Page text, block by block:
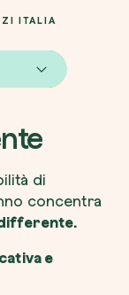
ITALIA
di
concentra
e